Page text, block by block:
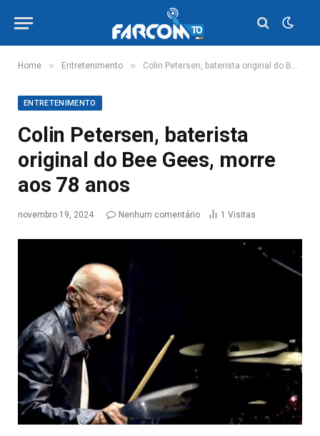
Home » Entretenimento » Colin Petersen, baterista original do Bee Gees, morre aos 78 anos
ENTRETENIMENTO
Colin Petersen, baterista
original do Bee Gees, morre
aos 78 anos
novembro 19, 2024 Nenhum comentário 1 Visitas